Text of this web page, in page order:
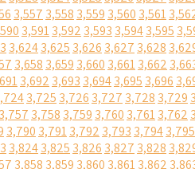
3,557 3,558 3,559 3,560 3,561
3,5913,592 3,593 3,5943,595
3,6243,625 3,626 3,627 3,628
3,658 3,659 3,660 3,6613,662
3,692 3,693 3,6943,695 3,696
3,725 3,726 3,727 3,728 3,729
3,757 3,758 3,759 3,760 3,7613,762
3,790 3,7913,792 3,793 3,7943,795
3,8243,825 3,826 3,827 3,828
3,858 3,859 3,860 3,8613,862